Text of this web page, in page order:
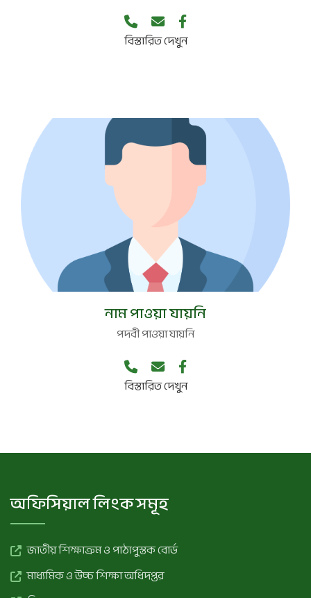
বিস্তারিত দেখুন
নাম পাওয়া যায়নি
পদবী পাওয়া যায়নি
বিস্তারিত দেখুন
অফিসিয়াল লিংক সমূহ
জাতীয় শিক্ষাক্রম ও পাঠ্যপুস্তক বোর্ড
মাধ্যমিক ও উচ্চ শিক্ষা অধিদপ্তর